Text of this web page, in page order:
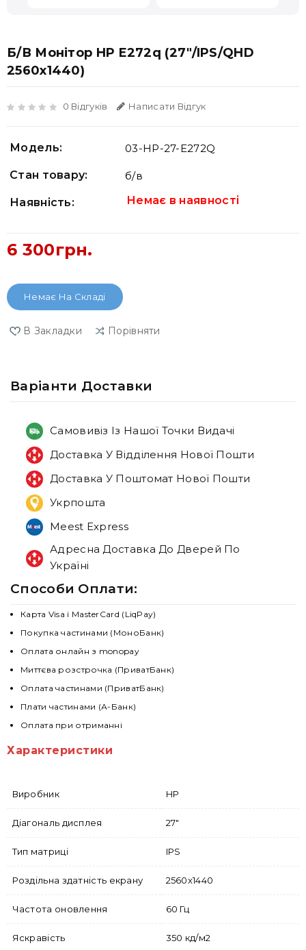
Б/В Монітор HP E272q (27"/IPS/QHD
2560х1440)
0 Відгуків Написати Відгук
Модель: 03-HP-27-E272Q
Стан товару: б/в
Наявність: Немає в наявності
6 300грн.
Немає На Складі
В Закладки Порівняти
Варiанти Доставки
Самовивіз Із Нашої Точки Видачі
Доставка У Відділення Нової Пошти
Доставка У Поштомат Нової Пошти
Укрпошта
Meest Express
Адресна Доставка До Дверей По
Україні
Способи Оплати:
Карта Visa і MasterCard (LiqPay)
Покупка частинами (МоноБанк)
Оплата онлайн з monopay
Миттєва розстрочка (ПриватБанк)
Оплата частинами (ПриватБанк)
Плати частинами (А-Банк)
Оплата при отриманні
Характеристики
Виробник HP
Діагональ дисплея 27"
Тип матриці IPS
Роздільна здатність екрану 2560x1440
Частота оновлення 60 Гц
Яскравість 350 кд/м2